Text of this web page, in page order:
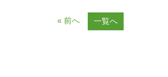
« 前へ 一覧へ